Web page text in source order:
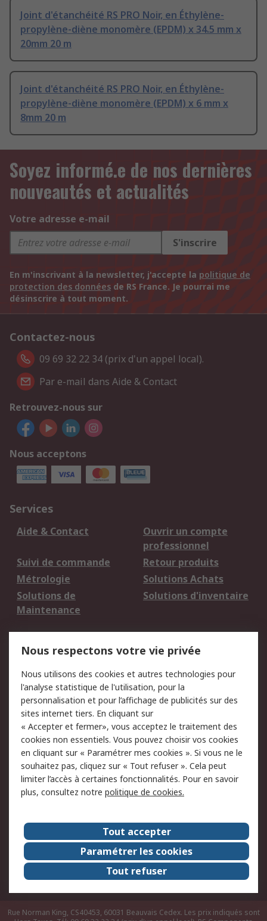
Joint d'étanchéité RS PRO Noir, en Éthylène-
propylène-diène monomère (EPDM) x 34.5 mm x
20mm 20 m
Joint d'étanchéité RS PRO Noir, en Éthylène-
propylène-diène monomère (EPDM) x 6 mm x
8mm 20 m
Soyez informé.e de nos dernières
nouveautés et actualités
Votre adresse e-mail
S'inscrire
En m'inscrivant à la newsletter, j'accepte la politique de
protection des données de RS France. Je pourrai me
désinscrire à tout moment.
Contactez-nous
09 69 32 22 34 (prix d'un appel local).
Par e-mail dans Aide & Contact
Retrouvez-nous sur
Nous acceptons
Services
Aide & Contact
Ouvrir un compte
professionnel
Suivi de commande
Retour produits
Métrologie
Solutions Achats
Solutions de
Maintenance
Solutions d'inventaire
du site
Politique de protection
des données - Mise à
jour
Sécurité des E-mails
Conditions générales
de vente
Politique anti-
corruption
Campagnes marketing
A propos de RS
A propos de RS France
Evénements
Le groupe RS Group Plc
Presse
RS dans le monde
Démarche RSE
Nous rejoindre
RS Particuliers
Rue Norman King, CS40453, 60031 Beauvais Cedex. Les prix indiqués sont
Nous respectons votre vie privée
Nous utilisons des cookies et autres technologies pour
l'analyse statistique de l'utilisation, pour la
personnalisation et pour l’affichage de publicités sur des
sites internet tiers. En cliquant sur
« Accepter et fermer», vous acceptez le traitement des
cookies non essentiels. Vous pouvez choisir vos cookies
en cliquant sur « Paramétrer mes cookies ». Si vous ne le
souhaitez pas, cliquez sur « Tout refuser ». Cela peut
limiter l’accès à certaines fonctionnalités. Pour en savoir
plus, consultez notre politique de cookies.
Tout accepter
Paramétrer les cookies
Tout refuser